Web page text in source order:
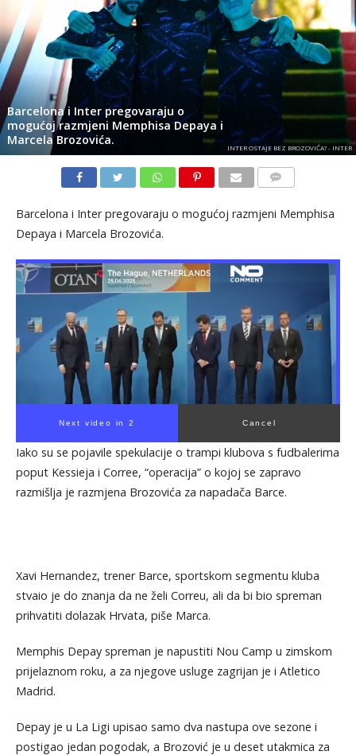
Barcelona i Inter pregovaraju o
mogućoj razmjeni Memphisa Depaya i
Marcela Brozovića.
INTER OSTAJE BEZ BROZOVIĆA? - INTER
Barcelona i Inter pregovaraju o mogućoj razmjeni Memphisa
Depaya i Marcela Brozovića.
Next video in 1 Cancel
Iako su se pojavile spekulacije o trampi klubova s fudbalerima
poput Kessieja i Corree, “operacija” o kojoj se zapravo
razmišlja je razmjena Brozovića za napadača Barce.
Xavi Hernandez, trener Barce, sportskom segmentu kluba
stvaio je do znanja da ne želi Correu, ali da bi bio spreman
prihvatiti dolazak Hrvata, piše Marca.
Memphis Depay spreman je napustiti Nou Camp u zimskom
prijelaznom roku, a za njegove usluge zagrijan je i Atletico
Madrid.
Depay je u La Ligi upisao samo dva nastupa ove sezone i
postigao jedan pogodak, a Brozović je u deset utakmica za